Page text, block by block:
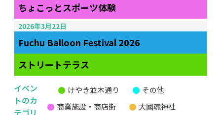
ちょこっとスポーツ体験
2026年3月22日
Fuchu Balloon Festival 2026
ストリートテラス
イベン
トのカ
テゴリ
題
けやき並木通り
その他
商業施設・商店街
大國魂神社